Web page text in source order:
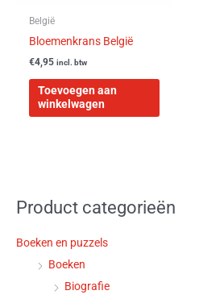
België
Bloemenkrans België
€4,95 incl. btw
Toevoegen aan
winkelwagen
Product categorieën
Boeken en puzzels
Boeken
Biografie